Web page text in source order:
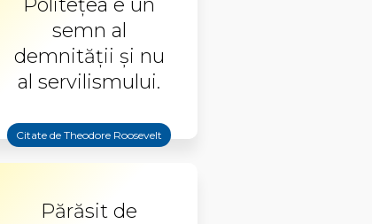
Politeţea e un
semn al
demnităţii şi nu
al servilismului.
Citate de Theodore Roosevelt
Părăsit de